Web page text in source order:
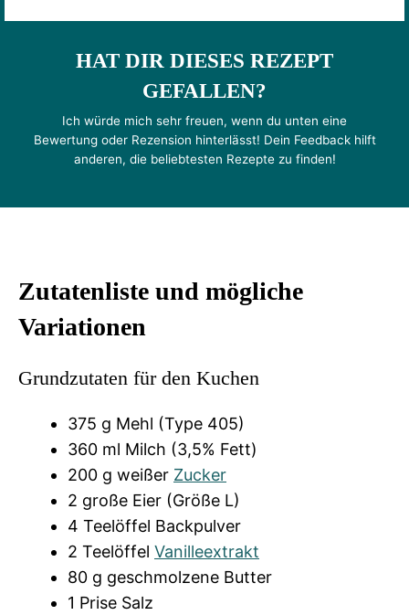
HAT DIR DIESES REZEPT
GEFALLEN?
Ich würde mich sehr freuen, wenn du unten eine
Bewertung oder Rezension hinterlässt! Dein Feedback hilft
anderen, die beliebtesten Rezepte zu finden!
Zutatenliste und mögliche
Variationen
Grundzutaten für den Kuchen
375 g Mehl (Type 405)
360 ml Milch (3,5% Fett)
200 g weißer Zucker
2 große Eier (Größe L)
4 Teelöffel Backpulver
2 Teelöffel Vanilleextrakt
80 g geschmolzene Butter
1 Prise Salz